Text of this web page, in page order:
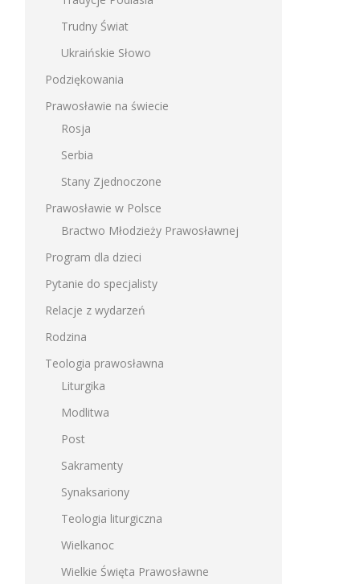
Trudny Świat
Ukraińskie Słowo
Podziękowania
Prawosławie na świecie
Rosja
Serbia
Stany Zjednoczone
Prawosławie w Polsce
Bractwo Młodzieży Prawosławnej
Program dla dzieci
Pytanie do specjalisty
Relacje z wydarzeń
Rodzina
Teologia prawosławna
Liturgika
Modlitwa
Post
Sakramenty
Synaksariony
Teologia liturgiczna
Wielkanoc
Wielkie Święta Prawosławne